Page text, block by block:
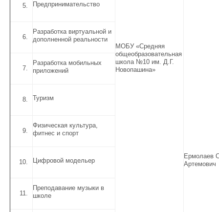
МОБУ «Средняя
общеобразовательная
школа №10 им. Д.Г.
Новопашина»
Ермолаев
Артемович
Предпринимательство
Разработка виртуальной и
дополненной реальности
Разработка мобильных
приложений
Туризм
Физическая культура,
фитнес и спорт
Цифровой модельер
Преподавание музыки в
школе